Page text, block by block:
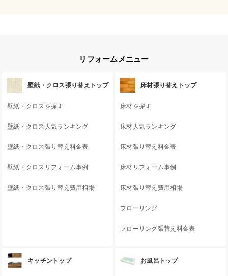
リフォームメニュー
壁紙・クロス張り替えトップ
壁紙・クロスを探す
壁紙・クロス人気ランキング
壁紙・クロス張り替え料金表
壁紙・クロスリフォーム事例
壁紙・クロス張り替え費用相場
床材張り替えトップ
床材を探す
床材人気ランキング
床材張り替え料金表
床材リフォーム事例
床材張り替え費用相場
フローリング
フローリング張替え料金表
キッチントップ お風呂トップ